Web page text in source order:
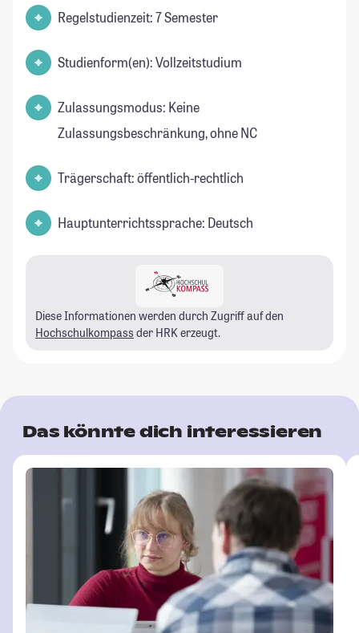
Regelstudienzeit: 7 Semester
Studienform(en): Vollzeitstudium
Zulassungsmodus: Keine
Zulassungsbeschränkung, ohne NC
Trägerschaft: öffentlich-rechtlich
Hauptunterrichtssprache: Deutsch
Diese Informationen werden durch Zugriff auf den
Hochschulkompass der HRK erzeugt.
Das könnte dich interessieren